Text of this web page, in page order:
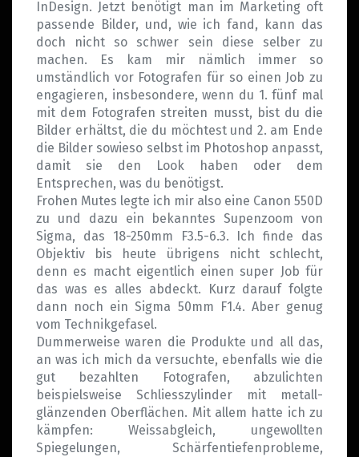
InDesign. Jetzt benötigt man im Marketing oft
passende Bilder, und, wie ich fand, kann das
doch nicht so schwer sein diese selber zu
machen. Es kam mir nämlich immer so
umständlich vor Fotografen für so einen Job zu
engagieren, insbesondere, wenn du 1. fünf mal
mit dem Fotografen streiten musst, bist du die
Bilder erhältst, die du möchtest und 2. am Ende
die Bilder sowieso selbst im Photoshop anpasst,
damit sie den Look haben oder dem
Entsprechen, was du benötigst.
Frohen Mutes legte ich mir also eine Canon 550D
zu und dazu ein bekanntes Supenzoom von
Sigma, das 18-250mm F3.5-6.3. Ich finde das
Objektiv bis heute übrigens nicht schlecht,
denn es macht eigentlich einen super Job für
das was es alles abdeckt. Kurz darauf folgte
dann noch ein Sigma 50mm F1.4. Aber genug
vom Technikgefasel.
Dummerweise waren die Produkte und all das,
an was ich mich da versuchte, ebenfalls wie die
gut bezahlten Fotografen, abzulichten
beispielsweise Schliesszylinder mit metall-
glänzenden Oberflächen. Mit allem hatte ich zu
kämpfen: Weissabgleich, ungewollten
Spiegelungen, Schärfentiefenprobleme,